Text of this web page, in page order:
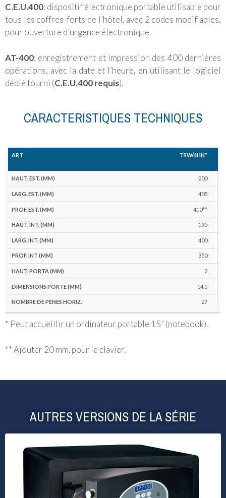
C.E.U.400: dispositif électronique portable utilisable pour
tous les coffres-forts de l’hôtel, avec 2 codes modifiables,
pour ouverture d’urgence électronique.
AT-400: enregistrement et impression des 400 dernières
opérations, avec la date et l’heure, en utilisant le logiciel
dédié fourni (C.E.U.400 requis).
CARACTERISTIQUES TECHNIQUES
pênes
(kg)
(l)
TSW/4HN*
200
405
410**
195
400
350
2
14.5
27
* Peut accueillir un ordinateur portable 15” (notebook).
** Ajouter 20 mm. pour le clavier.
AUTRES VERSIONS DE LA SÉRIE